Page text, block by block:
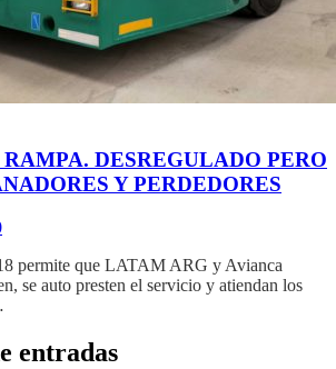
DESREGULADO PERO
Y PERDEDORES
permite que LATAM ARG y Avianca
se auto presten el servicio y atiendan los
entradas